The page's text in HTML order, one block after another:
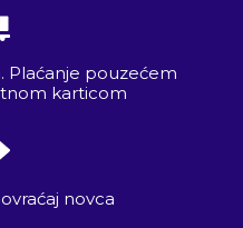
Plaćanje pouzećem
karticom
novca